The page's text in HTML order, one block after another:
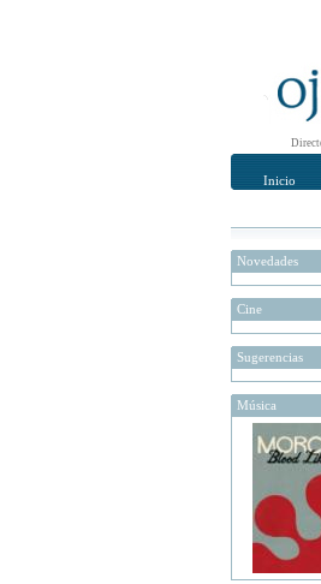
Inicio
Novedades
Cine
Sugerencias
Música